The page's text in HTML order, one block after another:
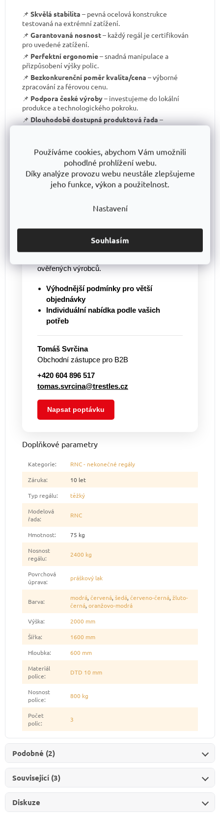
Používáme cookies, abychom Vám umožnili
pohodlné prohlížení webu.
Díky analýze provozu webu neustále zlepšujeme
jeho funkce, výkon a použitelnost.
Nastavení
Souhlasím
📌 Skvělá stabilita – pevná ocelová konstrukce
testovaná na extrémní zatížení.
📌 Garantovaná nosnost– každý regál je certifikován
pro uvedené zatížení.
📌 Perfektní ergonomie– snadná manipulace a
přizpůsobení výšky polic.
📌 Bezkonkurenční poměr kvalita/cena – výborné
zpracování za férovou cenu.
📌 Podpora české výroby– investujeme do lokální
produkce a technologického pokroku.
📌 Dlouhodobě dostupná produktová řada –
spolehněte se, že vaše skladové řešení bude
S TRESTLESsi pořizujete nejenspolehlivý regál, ale i
záruku kvality a dlouhodobé dostupnosti produktů
Nakupujete pro firmu nebo
potřebujete větší množství?
Pro větší objednávky vám připravíme
s výběrem vhodného řešení. Nabízíme
ověřených výrobců.
Výhodnější podmínky pro větší
objednávky
Individuální nabídka podle vašich
potřeb
Tomáš Svrčina
Obchodní zástupce pro B2B
+420 604 896 517
tomas.svrcina@trestles.cz
Napsat poptávku
Doplňkové parametry
Kategorie:
RNC - nekonečné regály
Záruka:
10 let
Typ regálu:
těžký
Modelová
řada: RNC
Hmotnost:
75 kg
Nosnost
regálu: 2400 kg
Povrchová
úprava: práškový lak
Barva: modrá, červená, šedá, červeno-černá, žluto-
černá, oranžovo-modrá
Výška:
2000 mm
Šířka:
1600 mm
Hloubka:
600 mm
Materiál
police: DTD 10 mm
Nosnost
police: 800 kg
Počet
polic: 3
Podobné (2)
Související (3)
Diskuze